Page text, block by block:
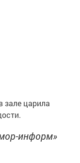
зале царила
информ»